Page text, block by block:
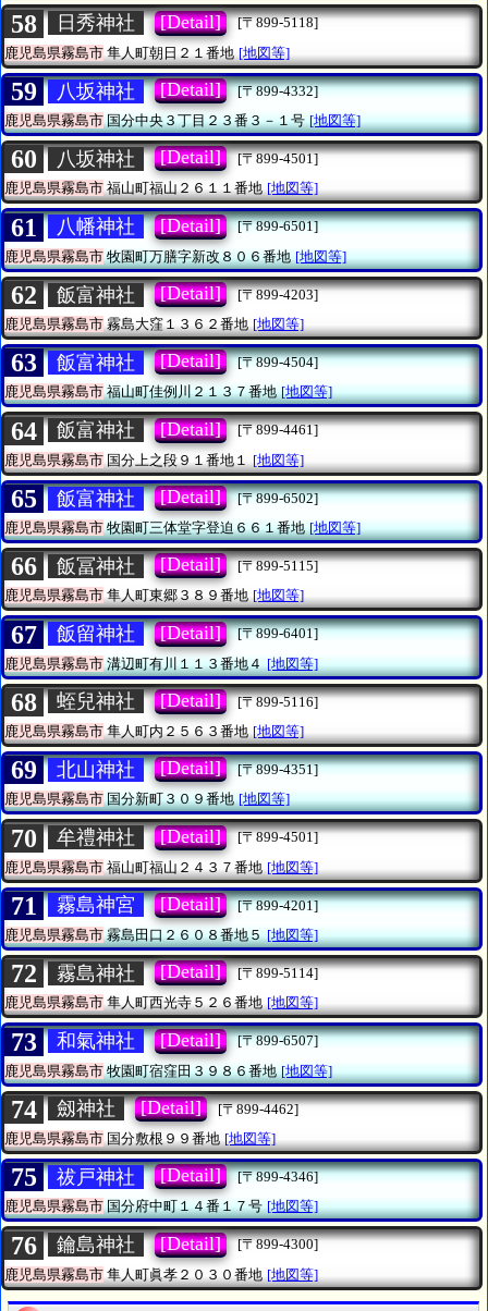
58 日秀神社 [Detail]
[〒899-5118]
鹿児島県霧島市 隼人町朝日２１番地 [地図等]
59 八坂神社 [Detail]
[〒899-4332]
鹿児島県霧島市国分中央３丁目２３番３－１号 [地図等]
60 八坂神社 [Detail]
[〒899-4501]
鹿児島県霧島市福山町福山２６１１番地 [地図等]
61 八幡神社 [Detail]
[〒899-6501]
鹿児島県霧島市牧園町万膳字新改８０６番地 [地図等]
62 飯富神社 [Detail]
[〒899-4203]
鹿児島県霧島市霧島大窪１３６２番地 [地図等]
63 飯富神社 [Detail]
[〒899-4504]
鹿児島県霧島市福山町佳例川２１３７番地 [地図等]
64 飯富神社 [Detail]
[〒899-4461]
鹿児島県霧島市 国分上之段９１番地１ [地図等]
65 飯富神社 [Detail]
[〒899-6502]
鹿児島県霧島市牧園町三体堂字登迫６６１番地 [地図等]
66 飯冨神社 [Detail]
[〒899-5115]
鹿児島県霧島市隼人町東郷３８９番地 [地図等]
67 飯留神社 [Detail]
[〒899-6401]
鹿児島県霧島市溝辺町有川１１３番地４ [地図等]
68 蛭兒神社 [Detail]
[〒899-5116]
鹿児島県霧島市 隼人町内２５６３番地 [地図等]
69 北山神社 [Detail]
[〒899-4351]
鹿児島県霧島市国分新町３０９番地 [地図等]
70 牟禮神社 [Detail]
[〒899-4501]
鹿児島県霧島市 福山町福山２４３７番地 [地図等]
71 霧島神宮 [Detail]
[〒899-4201]
鹿児島県霧島市霧島田口２６０８番地５ [地図等]
72 霧島神社 [Detail]
[〒899-5114]
鹿児島県霧島市隼人町西光寺５２６番地 [地図等]
73 和氣神社 [Detail]
[〒899-6507]
鹿児島県霧島市牧園町宿窪田３９８６番地 [地図等]
74 劔神社 [Detail]
[〒899-4462]
鹿児島県霧島市 国分敷根９９番地 [地図等]
75 祓戸神社 [Detail]
[〒899-4346]
鹿児島県霧島市国分府中町１４番１７号 [地図等]
76 鑰島神社 [Detail]
[〒899-4300]
鹿児島県霧島市 隼人町眞孝２０３０番地 [地図等]